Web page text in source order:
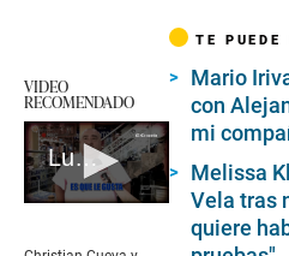
VIDEO
RECOMENDADO
Lucho 'Mi Barrunto' habla contra Pamela López
of
TE PUEDE
Mario
con
mi
Melissa
Vela tras
quiere